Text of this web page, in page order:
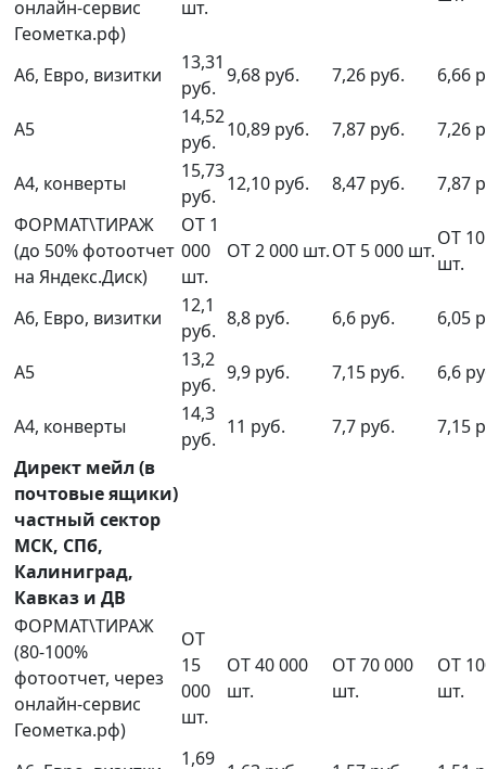
онлайн-сервис
Геометка.рф)
шт.
А6, Евро, визитки
13,31
руб.
9,68 руб. 7,26 руб. 6,66
А5
14,52
руб.
10,89 руб. 7,87 руб. 7,26
А4, конверты
15,73
руб.
12,10 руб. 8,47 руб.
7,87
ФОРМАТ\ТИРАЖ
(до 50% фотоотчет
на Яндекс.Диск)
ОТ 1
000
шт.
ОТ 2 000 шт.ОТ 5 000 шт.
ОТ
шт.
А6, Евро, визитки
12,1
руб.
8,8 руб. 6,6 руб. 6,05
А5
13,2
руб.
9,9 руб. 7,15 руб. 6,6
А4, конверты
14,3
руб.
11 руб. 7,7 руб.
7,15
Директ мейл (в
почтовые ящики)
частный сектор
МСК, СПб,
Калиниград,
Кавказ и ДВ
ФОРМАТ\ТИРАЖ
(80-100%
фотоотчет, через
онлайн-сервис
Геометка.рф)
ОТ
15
000
шт.
ОТ 40 000
шт.
ОТ 70 000
шт.
ОТ
шт.
1,69